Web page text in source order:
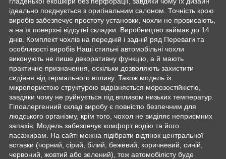
ідеально поєднується з оригінальним салоном. Точність крою
виробів забезпечує простоту установки, чохли не провисають,
а на їх поверхні відсутні складки. Виробництво займає до 14
днів. Комплект чохлів на передній і задній ряд Переваги та
особливості виробів Наші стильні автомобільні чохли
виконують не лише декоративну функцію, а й мають
практичне призначення, оскільки дозволяють захистити
сидіння від термального впливу. Також модель із
мікропористою структурою відрізняється морозостійкістю,
завдяки чому не руйнується під впливом низьких температур.
Гіпоалергенний склад виробу є повністю безпечним для
людського організму, крім того, чохол не виділяє неприємних
запахів. Модель забезпечує комфорт водію та його
пасажирам. На сайті можна підібрати відтінок центральної
вставки (чорний, сірий, білий, бежевий, коричневий, синій,
червоний, жовтий або зелений), тож автомобілісту буде